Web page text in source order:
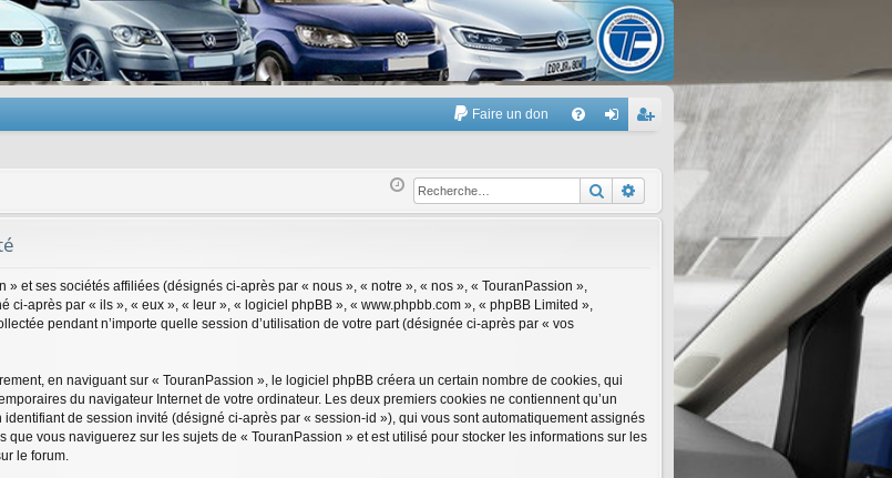
Faire un don
Q ne
xi
nr
eg
RechercherRecherche avancée
et ses sociétés affiliées (désignés ci-après par « nous », « notre », « nos », « TouranPassion »,
ci-après par « ils », « eux », « leur », « logiciel phpBB », « www.phpbb.com », « phpBB Limited »,
pendant n’importe quelle session d’utilisation de votre part (désignée ci-après par « vos
en naviguant sur « TouranPassion », le logiciel phpBB créera un certain nombre de cookies, qui
du navigateur Internet de votre ordinateur. Les deux premiers cookies ne contiennent qu’un
de session invité (désigné ci-après par « session-id »), qui vous sont automatiquement assignés
vous naviguerez sur les sujets de « TouranPassion » et est utilisé pour stocker les informations sur les
le forum.